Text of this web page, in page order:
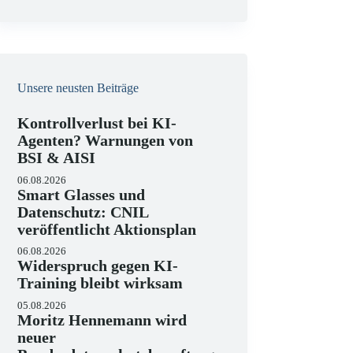
Unsere neusten Beiträge
Kontrollverlust bei KI-
Agenten? Warnungen von
BSI & AISI
06.08.2026
Smart Glasses und
Datenschutz: CNIL
veröffentlicht Aktionsplan
06.08.2026
Widerspruch gegen KI-
Training bleibt wirksam
05.08.2026
Moritz Hennemann wird
neuer